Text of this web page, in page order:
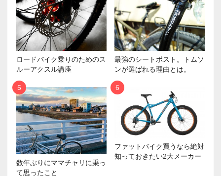
ロードバイク乗りのためのス
ルーアクスル講座
最強のシートポスト。トムソ
ンが選ばれる理由とは。
数年ぶりにママチャリに乗っ
て思ったこと
ファットバイク買うなら絶対
知っておきたい2大メーカー